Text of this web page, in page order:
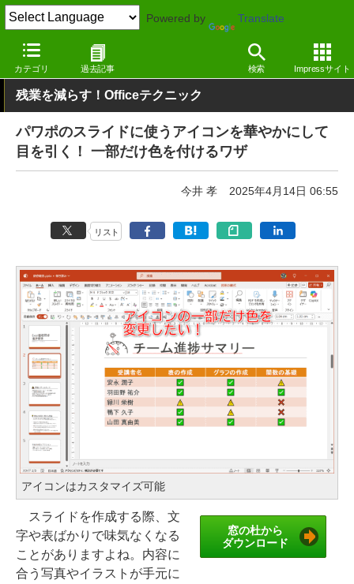
Powered by Translate
カテゴリ 過去記事 検索 Impressサイト
窓の杜 オフィス・ドキュメント Windows
残業を減らす！Officeテクニック
パワポのスライドに使うアイコンを華やかにして
目を引く！ 一部だけ色を付けるワザ
今井 孝 2025年4月14日 06:55
リスト
アイコンはカスタマイズ可能
窓の杜から
ダウンロード
スライドを作成する際、文
字や表ばかりで味気なくなる
ことがありますよね。内容に
合う写真やイラストが手元に